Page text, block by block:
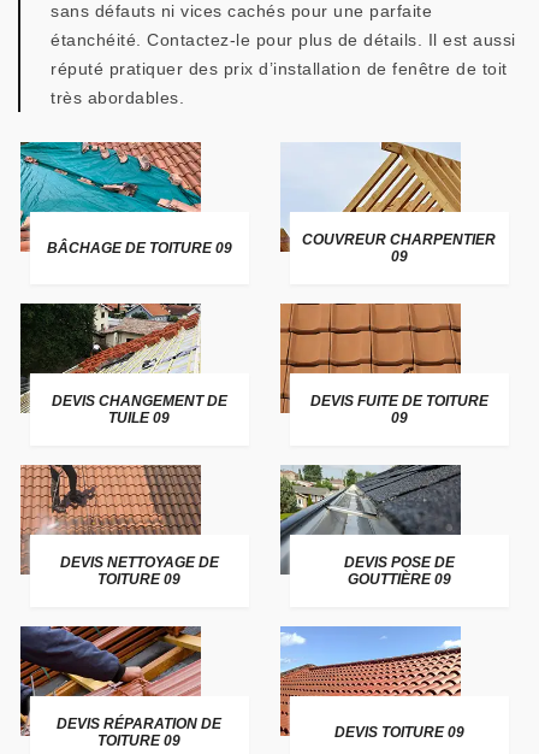
sans défauts ni vices cachés pour une parfaite
étanchéité. Contactez-le pour plus de détails. Il est aussi
réputé pratiquer des prix d’installation de fenêtre de toit
très abordables.
BÂCHAGE DE TOITURE 09
COUVREUR CHARPENTIER
09
DEVIS CHANGEMENT DE
TUILE 09
DEVIS FUITE DE TOITURE
09
DEVIS NETTOYAGE DE
TOITURE 09
DEVIS POSE DE
GOUTTIÈRE 09
DEVIS RÉPARATION DE
TOITURE 09
DEVIS TOITURE 09